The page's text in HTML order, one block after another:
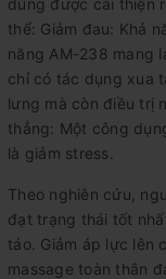
dùng được cải thiện
thể: Giảm đau: Khả
năng AM-238 mang
chỉ có tác dụng xua
lưng mà còn điều trị
thẳng: Một công
là giảm stress.
Theo nghiên cứu,
đạt trạng thái tốt
táo. Giảm áp lực lên
massage toàn thân